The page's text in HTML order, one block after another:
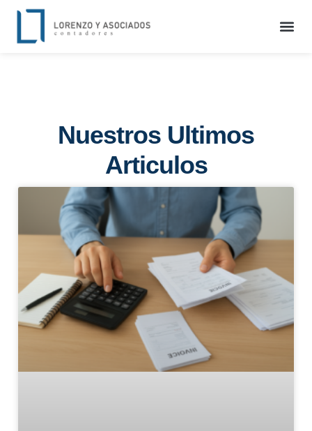
Nuestros Ultimos
Articulos